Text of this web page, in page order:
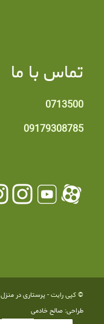
تماس با ما
0713500
09179308785
© کپی رایت -پرستاری در
طراحی: صالح خادمی